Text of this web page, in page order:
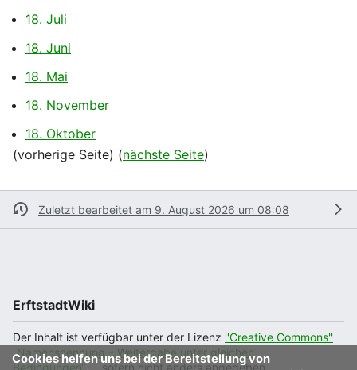
18. Juli
18. Juni
18. Mai
18. November
18. Oktober
(vorherige Seite) (nächste Seite)
Zuletzt bearbeitet am 9. August 2026 um 08:08
Cookies helfen uns bei der Bereitstellung von
ErftstadtWiki
Der Inhalt ist verfügbar unter der Lizenz ''Creative Commons''
„Namensnennung – Weitergabe unter gleichen
Bedingungen“
, sofern nicht anders angegeben.